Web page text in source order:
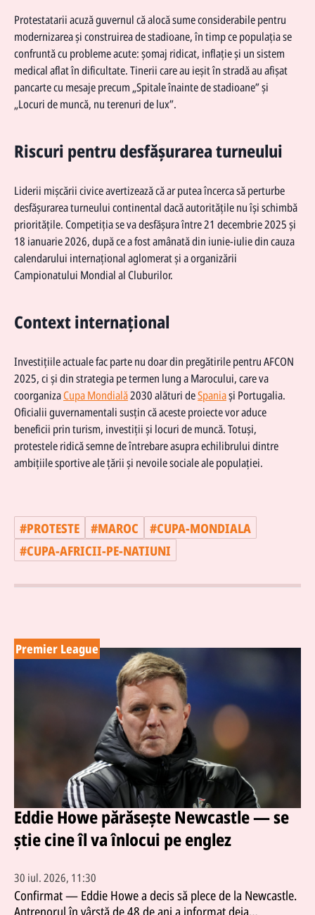
Protestatarii acuză guvernul că alocă sume considerabile pentru
modernizarea și construirea de stadioane, în timp ce populația se
confruntă cu probleme acute: șomaj ridicat, inflație și un sistem
medical aflat în dificultate. Tinerii care au ieșit în stradă au afișat
pancarte cu mesaje precum „Spitale înainte de stadioane” și
„Locuri de muncă, nu terenuri de lux”.
Riscuri pentru desfășurarea turneului
Liderii mișcării civice avertizează că ar putea încerca să perturbe
desfășurarea turneului continental dacă autoritățile nu își schimbă
prioritățile. Competiția se va desfășura între 21 decembrie 2025 și
18 ianuarie 2026, după ce a fost amânată din iunie-iulie din cauza
calendarului internațional aglomerat și a organizării
Campionatului Mondial al Cluburilor.
Context internațional
Investițiile actuale fac parte nu doar din pregătirile pentru AFCON
2025, ci și din strategia pe termen lung a Marocului, care va
coorganizaCupa Mondială2030 alături deSpaniași Portugalia.
Oficialii guvernamentali susțin că aceste proiecte vor aduce
beneficii prin turism, investiții și locuri de muncă. Totuși,
protestele ridică semne de întrebare asupra echilibrului dintre
ambițiile sportive ale țării și nevoile sociale ale populației.
#PROTESTE #MAROC #CUPA-MONDIALA
#CUPA-AFRICII-PE-NATIUNI
Premier League
Eddie Howe părăsește Newcastle — se
știe cine îl va înlocui pe englez
30 iul. 2026, 11:30
Confirmat — Eddie Howe a decis să plece de la Newcastle.
Antrenorul în vârstă de 48 de ani a informat deja